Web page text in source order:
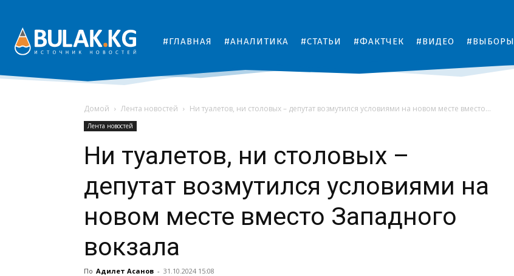
#ГЛАВНАЯ #АНАЛИТИКА #СТАТЬИ #ФАКТЧЕК #ВИДЕО #ВЫБОРЫ
Домой Лента новостей Ни туалетов, ни столовых – депутат возмутился условиями на новом месте вместо...
Лента новостей
Ни туалетов, ни столовых –
депутат возмутился условиями на
новом месте вместо Западного
вокзала
По Адилет Асанов - 31.10.2024 15:08